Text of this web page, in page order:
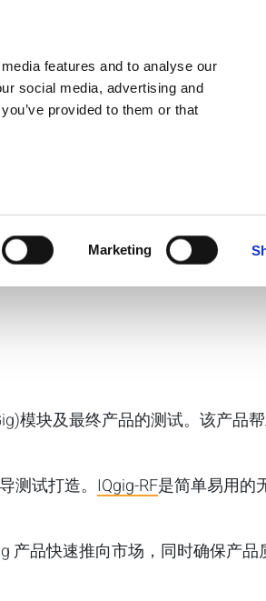
features and to analyse our
social media, advertising and
provided to them or that
Marketing
View Product Gallery
模块及最终产品的测试。该产品
测试打造。 IQgig-RF是简单易用的
品快速推向市场，同时确保产品